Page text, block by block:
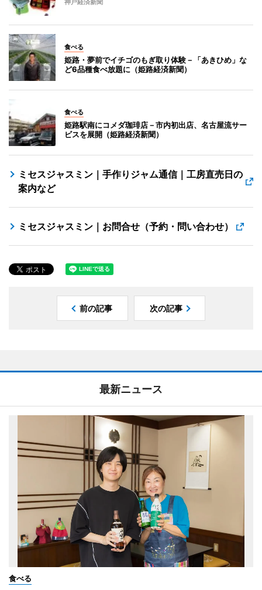
神戸経済新聞
食べる
姫路・夢前でイチゴのもぎ取り体験－「あきひめ」な
ど6品種食べ放題に（姫路経済新聞）
食べる
姫路駅南にコメダ珈琲店－市内初出店、名古屋流サー
ビスを展開（姫路経済新聞）
ミセスジャスミン｜手作りジャム通信｜工房直売日の
案内など
ミセスジャスミン｜お問合せ（予約・問い合わせ）
前の記事 次の記事
最新ニュース
食べる